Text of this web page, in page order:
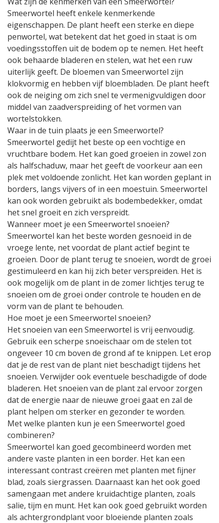
Smeerwortel heeft enkele kenmerkende
eigenschappen. De plant heeft een sterke en diepe
penwortel, wat betekent dat het goed in staat is om
voedingsstoffen uit de bodem op te nemen. Het heeft
ook behaarde bladeren en stelen, wat het een ruw
uiterlijk geeft. De bloemen van Smeerwortel zijn
klokvormig en hebben vijf bloembladen. De plant heeft
ook de neiging om zich snel te vermenigvuldigen door
middel van zaadverspreiding of het vormen van
wortelstokken.
Waar in de tuin plaats je een Smeerwortel?
Smeerwortel gedijt het beste op een vochtige en
vruchtbare bodem. Het kan goed groeien in zowel zon
als halfschaduw, maar het geeft de voorkeur aan een
plek met voldoende zonlicht. Het kan worden geplant in
borders, langs vijvers of in een moestuin. Smeerwortel
kan ook worden gebruikt als bodembedekker, omdat
het snel groeit en zich verspreidt.
Wanneer moet je een Smeerwortel snoeien?
Smeerwortel kan het beste worden gesnoeid in de
vroege lente, net voordat de plant actief begint te
groeien. Door de plant terug te snoeien, wordt de groei
gestimuleerd en kan hij zich beter verspreiden. Het is
ook mogelijk om de plant in de zomer lichtjes terug te
snoeien om de groei onder controle te houden en de
vorm van de plant te behouden.
Hoe moet je een Smeerwortel snoeien?
Het snoeien van een Smeerwortel is vrij eenvoudig.
Gebruik een scherpe snoeischaar om de stelen tot
ongeveer 10 cm boven de grond af te knippen. Let erop
dat je de rest van de plant niet beschadigt tijdens het
snoeien. Verwijder ook eventuele beschadigde of dode
bladeren. Het snoeien van de plant zal ervoor zorgen
dat de energie naar de nieuwe groei gaat en zal de
plant helpen om sterker en gezonder te worden.
Met welke planten kun je een Smeerwortel goed
combineren?
Smeerwortel kan goed gecombineerd worden met
andere vaste planten in een border. Het kan een
interessant contrast creëren met planten met fijner
blad, zoals siergrassen. Daarnaast kan het ook goed
samengaan met andere kruidachtige planten, zoals
salie, tijm en munt. Het kan ook goed gebruikt worden
als achtergrondplant voor bloeiende planten zoals